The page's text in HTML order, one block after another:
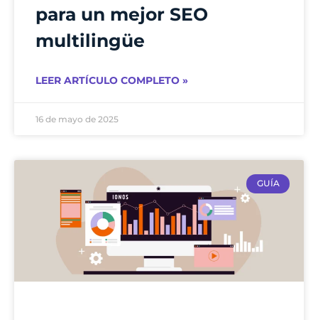
para un mejor SEO
multilingüe
LEER ARTÍCULO COMPLETO »
16 de mayo de 2025
GUÍA